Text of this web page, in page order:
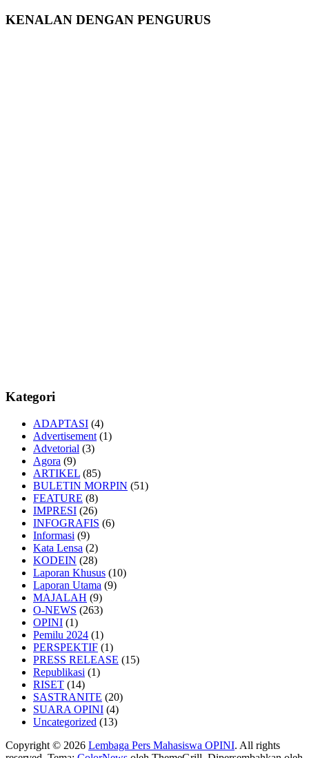
KENALAN DENGAN PENGURUS
Kategori
ADAPTASI (4)
Advertisement (1)
Advetorial (3)
Agora (9)
ARTIKEL (85)
BULETIN MORPIN (51)
FEATURE (8)
IMPRESI (26)
INFOGRAFIS (6)
Informasi (9)
Kata Lensa (2)
KODEIN (28)
Laporan Khusus (10)
Laporan Utama (9)
MAJALAH (9)
O-NEWS (263)
OPINI (1)
Pemilu 2024 (1)
PERSPEKTIF (1)
PRESS RELEASE (15)
Republikasi (1)
RISET (14)
SASTRANITE (20)
SUARA OPINI (4)
Uncategorized (13)
Copyright © 2026 Lembaga Pers Mahasiswa OPINI. All rights